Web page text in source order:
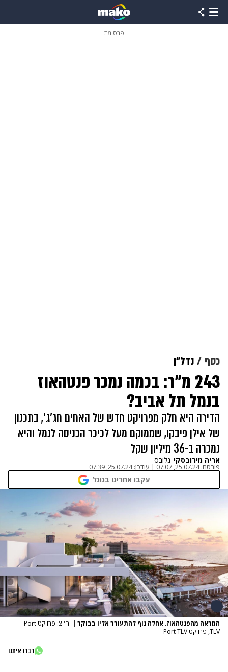
פרסומת
כסף נדל"ן
243 מ"ר: בכמה נמכר פנטהאוז
בנמל תל אביב?
הדירה היא חלק מפרויקט חדש של האחים חג'ג', בתכנון
של אילן פיבקו, שממוקם מעל לכיכר הכניסה לנמל והיא
נמכרה ב-36 מיליון שקל
אריה מירובסקי גלובס
פורסם:25.07.24, 07:07
| עודכן:25.07.24, 07:39
עקבו אחרינו בגוגל
המראה מהפנטהאוז. אחלה נוף להתעורר אליו בבוקר |
יח''צ: פרויקט Port
TLV, פרויקט Port TLV
דברו איתנו